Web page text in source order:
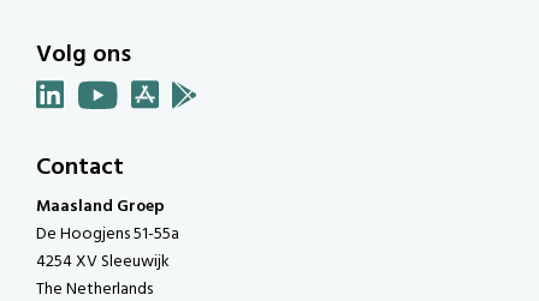
Volg ons
Contact
Maasland Groep
De Hoogjens 51-55a
4254 XV Sleeuwijk
The Netherlands